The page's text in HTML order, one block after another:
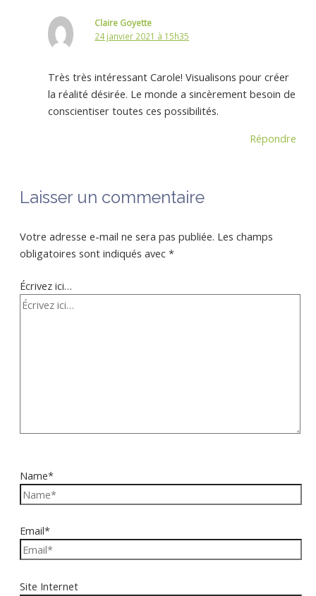
Claire Goyette
24 janvier 2021 à 15h35
Très très intéressant Carole! Visualisons pour créer
la réalité désirée. Le monde a sincèrement besoin de
conscientiser toutes ces possibilités.
Répondre
Laisser un commentaire
Votre adresse e-mail ne sera pas publiée. Les champs
obligatoires sont indiqués avec *
Écrivez ici…
Name*
Email*
Site Internet